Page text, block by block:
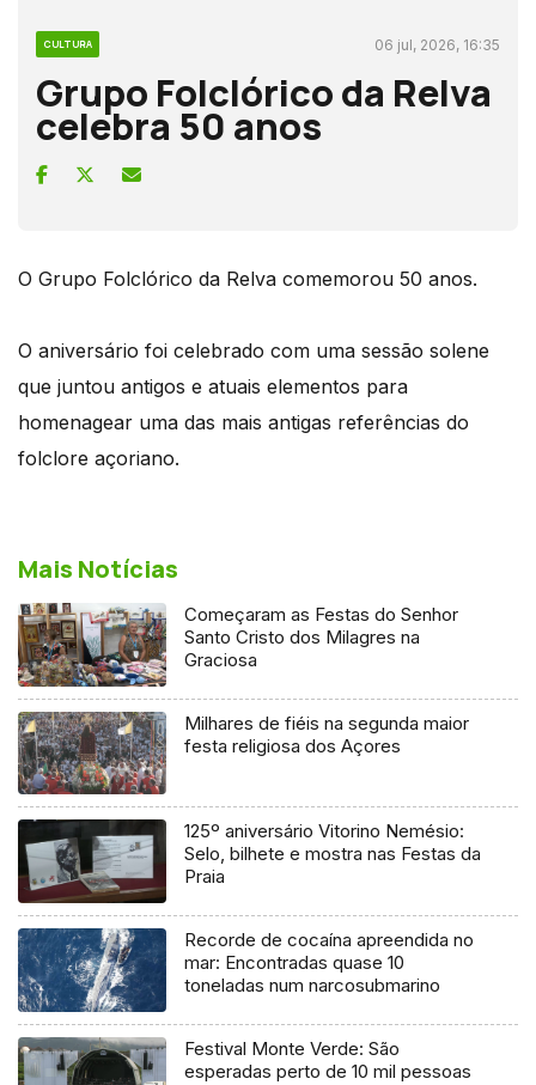
CULTURA 06 jul, 2026, 16:35
Grupo Folclórico da Relva
celebra 50 anos
O Grupo Folclórico da Relva comemorou 50 anos.
O aniversário foi celebrado com uma sessão solene
que juntou antigos e atuais elementos para
homenagear uma das mais antigas referências do
folclore açoriano.
Mais Notícias
Começaram as Festas do Senhor
Santo Cristo dos Milagres na
Graciosa
Milhares de fiéis na segunda maior
festa religiosa dos Açores
125º aniversário Vitorino Nemésio:
Selo, bilhete e mostra nas Festas da
Praia
Recorde de cocaína apreendida no
mar: Encontradas quase 10
toneladas num narcosubmarino
Festival Monte Verde: São
esperadas perto de 10 mil pessoas